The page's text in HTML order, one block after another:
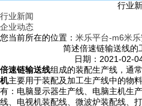
行业
行业新闻
企业动态
您当前所在的位置： 米乐平台-m6米
简述倍速链输送线的
日期：2021-02-
倍速链输送线组成的装配生产线，通
机主要用于装配及加工生产线中的物料
有：电脑显示器生产线、电脑主机生
线、电视机装配线、微波炉装配线、